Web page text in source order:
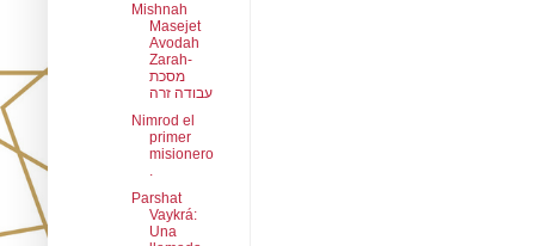
Mishnah
Masejet
Avodah
Zarah-
מסכת
עבודה זרה
Nimrod el
primer
misionero
.
Parshat
Vaykrá:
Una